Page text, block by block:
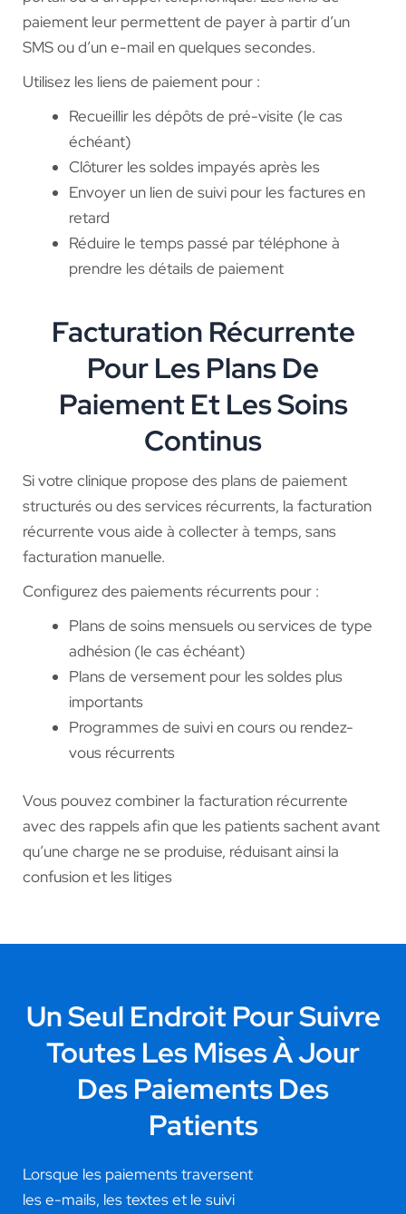
paiement leur permettent de payer à partir d’un
SMS ou d’un e-mail en quelques secondes.
Utilisez les liens de paiement pour :
Recueillir les dépôts de pré-visite (le cas
échéant)
Clôturer les soldes impayés après les
Envoyer un lien de suivi pour les factures en
retard
Réduire le temps passé par téléphone à
prendre les détails de paiement
Facturation Récurrente
Pour Les Plans De
Paiement Et Les Soins
Continus
Si votre clinique propose des plans de paiement
structurés ou des services récurrents, la facturation
récurrente vous aide à collecter à temps, sans
facturation manuelle.
Configurez des paiements récurrents pour :
Plans de soins mensuels ou services de type
adhésion (le cas échéant)
Plans de versement pour les soldes plus
importants
Programmes de suivi en cours ou rendez-
vous récurrents
Vous pouvez combiner la facturation récurrente
avec des rappels afin que les patients sachent avant
qu’une charge ne se produise, réduisant ainsi la
confusion et les litiges
Un Seul Endroit Pour Suivre
Toutes Les Mises À Jour
Des Paiements Des
Patients
Lorsque les paiements traversent
les e-mails, les textes et le suivi